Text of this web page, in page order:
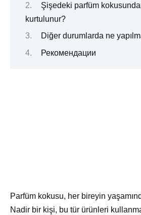
Şişedeki parfüm
kurtulunur?
Diğer durumlarda ne
Рекомендации
Parfüm kokusu, her bireyin
Nadir bir kişi, bu tür ürünleri